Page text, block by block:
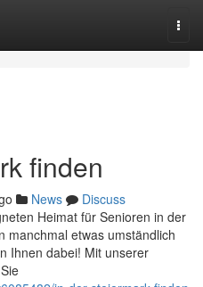
finden
News
Discuss
Heimat für Senioren in der
manchmal etwas umständlich
Ihnen dabei! Mit unserer